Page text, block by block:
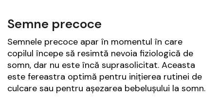
Semne precoce
Semnele precoce apar în momentul în care
copilul începe să resimtă nevoia fiziologică de
somn, dar nu este încă suprasolicitat. Aceasta
este fereastra optimă pentru inițierea rutinei de
culcare sau pentru așezarea bebelușului la somn.